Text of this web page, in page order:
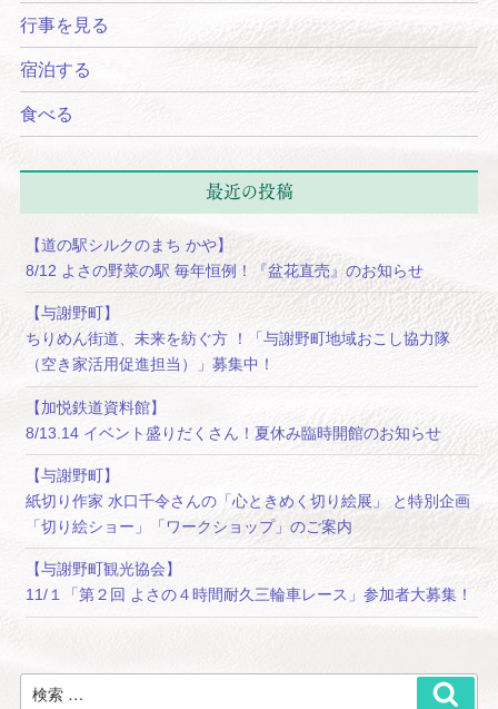
行事を見る
宿泊する
食べる
最近の投稿
【道の駅シルクのまち かや】
8/12 よさの野菜の駅 毎年恒例！『盆花直売』のお知らせ
【与謝野町】
ちりめん街道、未来を紡ぐ方 ！「与謝野町地域おこし協力隊
（空き家活用促進担当）」募集中！
【加悦鉄道資料館】
8/13.14 イベント盛りだくさん！夏休み臨時開館のお知らせ
【与謝野町】
紙切り作家 水口千令さんの「心ときめく切り絵展」 と特別企画
「切り絵ショー」「ワークショップ」のご案内
【与謝野町観光協会】
11/１「第２回 よさの４時間耐久三輪車レース」参加者大募集！